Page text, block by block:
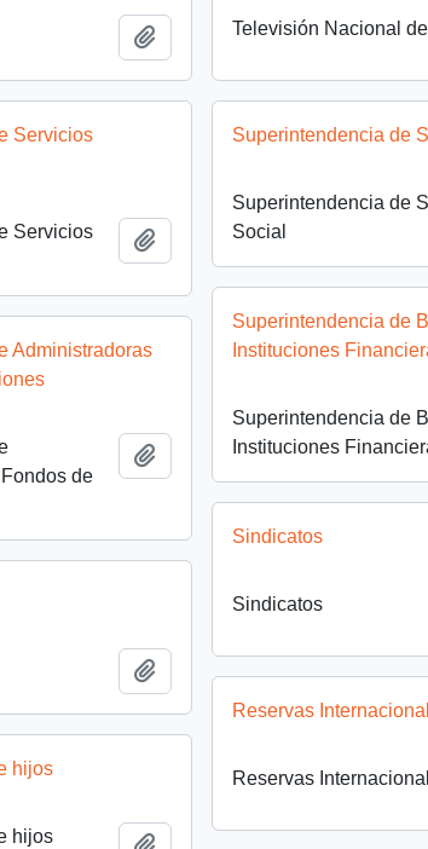
Añadir al portapapeles
Televisión Nacional
Servicios
Servicios
Añadir al portapapeles
Superintendencia de
Superintendencia de
Social
Superintendencia de
Instituciones
Superintendencia de
Instituciones
Administradoras
de
Añadir al portapapeles
Sindicatos
Sindicatos
Reservas
Reservas
hijos
hijos